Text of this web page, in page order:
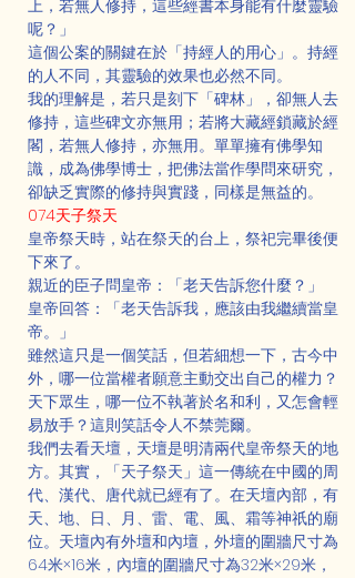
上，若無人修持，這些經書本身能有什麼靈驗
呢？」
這個公案的關鍵在於「持經人的用心」。持經
的人不同，其靈驗的效果也必然不同。
我的理解是，若只是刻下「碑林」，卻無人去
修持，這些碑文亦無用；若將大藏經鎖藏於經
閣，若無人修持，亦無用。單單擁有佛學知
識，成為佛學博士，把佛法當作學問來研究，
卻缺乏實際的修持與實踐，同樣是無益的。
074天子祭天
皇帝祭天時，站在祭天的台上，祭祀完畢後便
下來了。
親近的臣子問皇帝：「老天告訴您什麼？」
皇帝回答：「老天告訴我，應該由我繼續當皇
帝。」
雖然這只是一個笑話，但若細想一下，古今中
外，哪一位當權者願意主動交出自己的權力？
天下眾生，哪一位不執著於名和利，又怎會輕
易放手？這則笑話令人不禁莞爾。
我們去看天壇，天壇是明清兩代皇帝祭天的地
方。其實，「天子祭天」這一傳統在中國的周
代、漢代、唐代就已經有了。在天壇內部，有
天、地、日、月、雷、電、風、霜等神祇的廟
位。天壇內有外壇和內壇，外壇的圍牆尺寸為
64米×16米，內壇的圍牆尺寸為32米×29米，